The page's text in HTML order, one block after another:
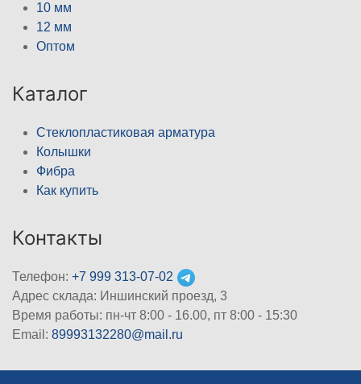
10 мм
12 мм
Оптом
Каталог
Стеклопластиковая арматура
Колышки
Фибра
Как купить
Контакты
Телефон: +7 999 313-07-02
Адрес склада: Иншинский проезд, 3
Время работы: пн-чт 8:00 - 16.00, пт 8:00 - 15:30
Email: 89993132280@mail.ru